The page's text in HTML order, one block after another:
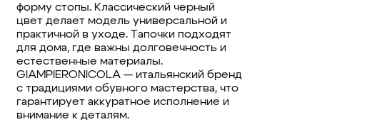
форму стопы. Классический черный
цвет делает модель универсальной и
практичной в уходе. Тапочки подходят
для дома, где важны долговечность и
естественные материалы.
GIAMPIERONICOLA — итальянский бренд
с традициями обувного мастерства, что
гарантирует аккуратное исполнение и
внимание к деталям.